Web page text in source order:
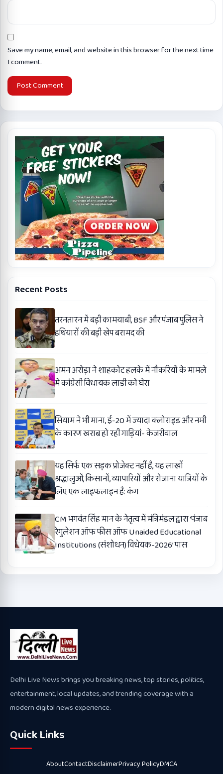
Save my name, email, and website in this browser for the next time
I comment.
Recent Posts
तरनतारन में बड़ी कामयाबी, BSF और पंजाब पुलिस ने
हथियारों की बड़ी खेप बरामद की
अमन अरोड़ा ने शाहकोट हलके में नौकरियों के मामले
में कांग्रेसी विधायक लाडी को घेरा
सियाम ने भी माना, ई-20 में ज्यादा क्लोराइड और नमी
के कारण खराब हो रही गाड़ियां- केजरीवाल
यह सिर्फ एक सड़क प्रोजेक्ट नहीं है, यह लाखों
श्रद्धालुओं, किसानों, व्यापारियों और रोजाना यात्रियों के
लिए एक लाइफलाइन है: कंग
CM भगवंत सिंह मान के नेतृत्व में मंत्रिमंडल द्वारा ‘पंजाब
रेगुलेशन ऑफ फीस ऑफ Unaided Educational
Institutions (संशोधन) विधेयक-2026’ पास
Delhi Live News brings you breaking news, top stories, politics,
entertainment, local updates, and trending coverage with a
modern digital news experience.
Quick Links
AboutContactDisclaimerPrivacy PolicyDMCA